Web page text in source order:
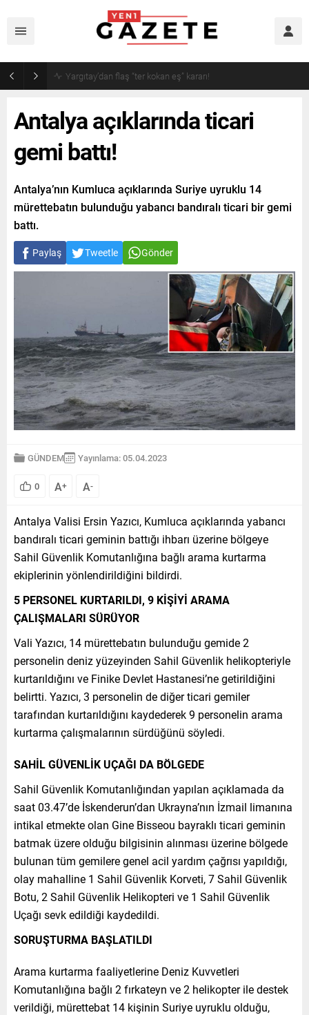
Narin cinayetinde amcadan olay mektup!
Antalya açıklarında ticari
gemi battı!
Antalya’nın Kumluca açıklarında Suriye uyruklu 14
mürettebatın bulunduğu yabancı bandıralı ticari bir gemi
battı.
Paylaş Tweetle Gönder
GÜNDEM Yayınlama: 05.04.2023
0 A+ A-
Antalya Valisi Ersin Yazıcı, Kumluca açıklarında yabancı
bandıralı ticari geminin battığı ihbarı üzerine bölgeye
Sahil Güvenlik Komutanlığına bağlı arama kurtarma
ekiplerinin yönlendirildiğini bildirdi.
5 PERSONEL KURTARILDI, 9 KİŞİYİ ARAMA
ÇALIŞMALARI SÜRÜYOR
Vali Yazıcı, 14 mürettebatın bulunduğu gemide 2
personelin deniz yüzeyinden Sahil Güvenlik helikopteriyle
kurtarıldığını ve Finike Devlet Hastanesi’ne getirildiğini
belirtti. Yazıcı, 3 personelin de diğer ticari gemiler
tarafından kurtarıldığını kaydederek 9 personelin arama
kurtarma çalışmalarının sürdüğünü söyledi.
SAHİL GÜVENLİK UÇAĞI DA BÖLGEDE
Sahil Güvenlik Komutanlığından yapılan açıklamada da
saat 03.47’de İskenderun’dan Ukrayna’nın İzmail limanına
intikal etmekte olan Gine Bisseou bayraklı ticari geminin
batmak üzere olduğu bilgisinin alınması üzerine bölgede
bulunan tüm gemilere genel acil yardım çağrısı yapıldığı,
olay mahalline 1 Sahil Güvenlik Korveti, 7 Sahil Güvenlik
Botu, 2 Sahil Güvenlik Helikopteri ve 1 Sahil Güvenlik
Uçağı sevk edildiği kaydedildi.
SORUŞTURMA BAŞLATILDI
Arama kurtarma faaliyetlerine Deniz Kuvvetleri
Komutanlığına bağlı 2 fırkateyn ve 2 helikopter ile destek
verildiği, mürettebat 14 kişinin Suriye uyruklu olduğu,